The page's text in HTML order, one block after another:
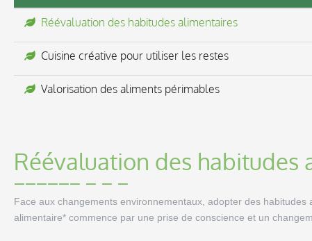
Réévaluation des habitudes alimentaires
Cuisine créative pour utiliser les restes
Valorisation des aliments périmables
Réévaluation des habitudes
Face aux changements environnementaux, adopter des
alimentaire* commence par une prise de conscience et un